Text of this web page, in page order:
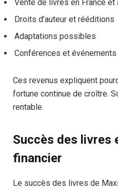
Vente de livres en France et
Droits d’auteur et rééditions
Adaptations possibles
Conférences et événements
Ces revenus expliquent
fortune continue de croître.
rentable.
Succès des livres
financier
Le succès des livres de